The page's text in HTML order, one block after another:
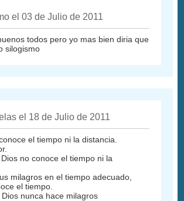
el 03 de Julio de 2011
todos pero yo mas bien diria que
silogismo
el 18 de Julio de 2011
el tiempo ni la distancia.
no conoce el tiempo ni la
milagros en el tiempo adecuado,
el tiempo.
nunca hace milagros